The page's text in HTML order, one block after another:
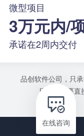
在线咨询
微型项目
3万元内/
承诺在2周内交付
品创软件公司，只
目或者需要